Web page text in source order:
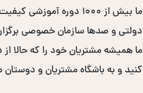
ما بیش از ۱۰۰۰ دوره
ما همیشه مشتریان خود را که حالا از
کنید و به باشگاه مشتریان و دوستان